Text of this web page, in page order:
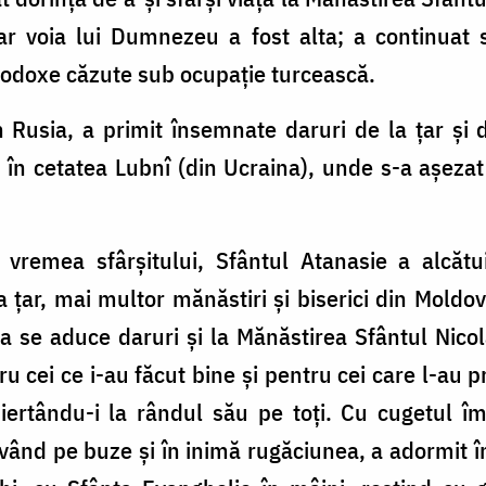
voia lui Dumnezeu a fost alta; a continuat
căzute sub ocupație turcească.
Rusia, a primit însemnate daruri de la țar și
cetatea Lubnî (din Ucraina), unde s-a
vremea sfârșitului, Sfântul Atanasie a
mai multor mănăstiri și biserici din
se aduce daruri și la Mănăstirea Sfântul
cei ce i-au făcut bine și pentru cei care l-au
i la rândul său pe toți. Cu cugetul
pe buze și în inimă rugăciunea, a adormit